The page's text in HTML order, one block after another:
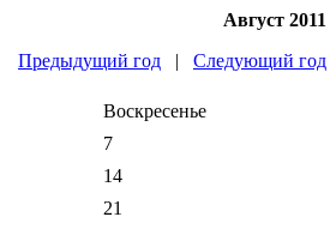
Август 2011
Предыдущий год | Следующий год
Воскресенье
7
14
21